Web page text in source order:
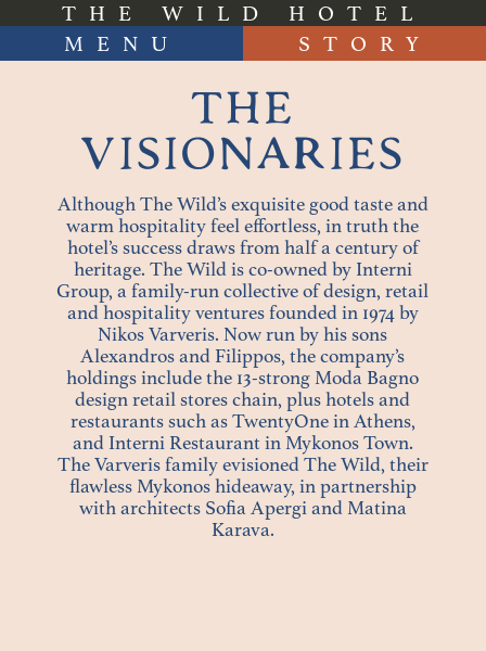
THE WILD HOTEL
MENU
STORY
THE STORY
sThe Wild is an expression of the
philosophy and eclectic taste of the
Mykonos island.
THE
VISIONARIES
Although The Wild’s exquisite good taste and
warm hospitality feel effortless, in truth the
hotel’s success draws from half a century of
heritage. The Wild is co-owned by Interni
Group, a family-run collective of design, retail
and hospitality ventures founded in 1974 by
Nikos Varveris. Now run by his sons
Alexandros and Filippos, the company’s
holdings include the 13-strong Moda Bagno
design retail stores chain, plus hotels and
restaurants such as TwentyOne in Athens,
and Interni Restaurant in Mykonos Town.
The Varveris family evisioned The Wild, their
flawless Mykonos hideaway, in partnership
with architects Sofia Apergi and Matina
Karava.